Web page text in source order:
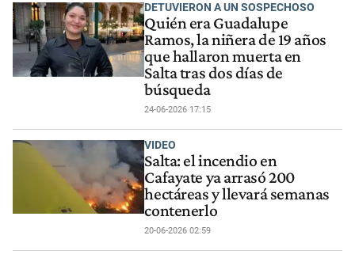
DETUVIERON A UN SOSPECHOSO
Quién era Guadalupe
Ramos, la niñera de 19 años
que hallaron muerta en
Salta tras dos días de
búsqueda
24-06-2026 17:15
VIDEO
Salta: el incendio en
Cafayate ya arrasó 200
hectáreas y llevará semanas
contenerlo
20-06-2026 02:59